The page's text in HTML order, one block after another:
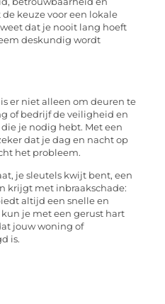
keuze voor een lokale
dat je nooit lang hoeft
deskundig wordt
er niet alleen om deuren te
of bedrijf de veiligheid en
je nodig hebt. Met een
dat je dag en nacht op
het probleem.
je sleutels kwijt bent, een
krijgt met inbraakschade:
altijd een snelle en
je met een gerust hart
jouw woning of
is.